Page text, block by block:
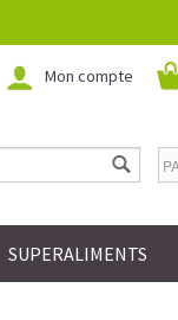
Mon compte
SUPERALIMENTS